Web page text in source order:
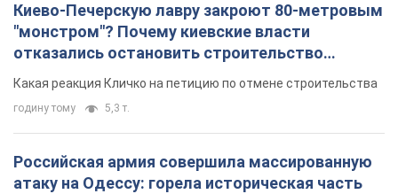
Киево-Печерскую лавру закроют 80-метровым
"монстром"? Почему киевские власти
отказались остановить строительство
небоскреба "московского верующего"
Какая реакция Кличко на петицию по отмене строительства
годину тому 5,3 т.
Российская армия совершила массированную
атаку на Одессу: горела историческая часть